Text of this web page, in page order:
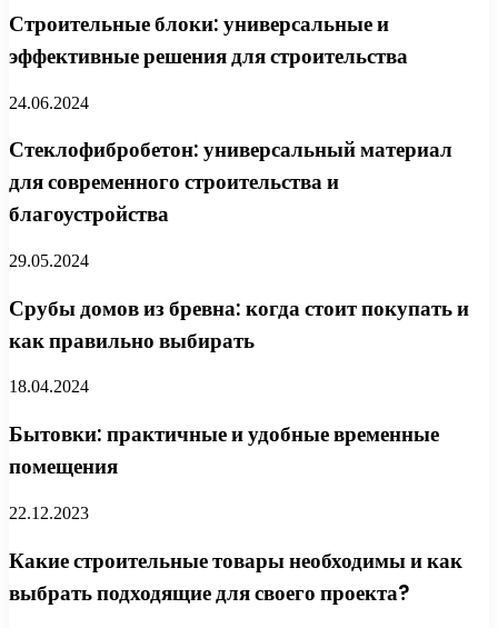
Строительные блоки: универсальные и
эффективные решения для строительства
24.06.2024
Стеклофибробетон: универсальный материал
для современного строительства и
благоустройства
29.05.2024
Срубы домов из бревна: когда стоит покупать и
как правильно выбирать
18.04.2024
Бытовки: практичные и удобные временные
помещения
22.12.2023
Какие строительные товары необходимы и как
выбрать подходящие для своего проекта?